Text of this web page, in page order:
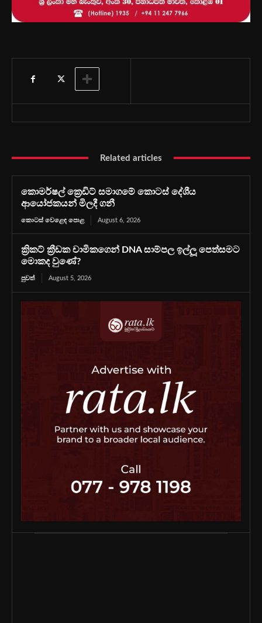
Related articles
කොමර්ෂල් ක්‍රෙඩිට් සමාගමේ කොටස් දේශීය
ආයෝජකයන් මිලදී ගනී
කොටස් වෙළෙඳ පොළ August 6, 2026
ක්‍රිකට් ක්‍රීඩක චාමිකගෙන් DNA සාම්පල ඉල්ලූ පෙත්සමට
මොකද වුණේ?
පුවත් August 5, 2026